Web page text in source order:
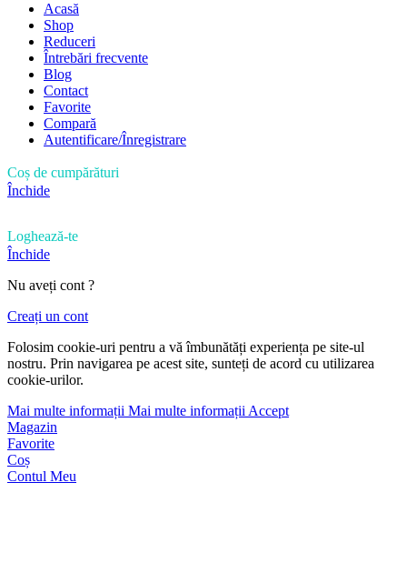
Acasă
Shop
Reduceri
Întrebări frecvente
Blog
Contact
Favorite
Compară
Autentificare/Înregistrare
Coș de cumpărături
Închide
Loghează-te
Închide
Nu aveți cont ?
Creați un cont
Folosim cookie-uri pentru a vă îmbunătăți experiența pe site-ul
nostru. Prin navigarea pe acest site, sunteți de acord cu utilizarea
cookie-urilor.
Mai multe informații Mai multe informațiiAccept
Magazin
Favorite
Coș
Contul Meu